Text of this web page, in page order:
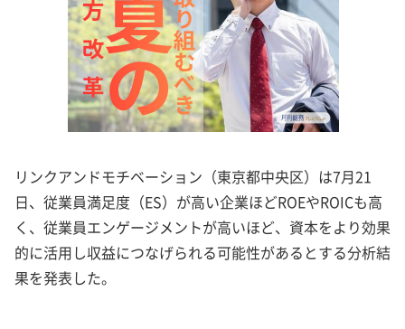
リンクアンドモチベーション（東京都中央区）は7月21
日、従業員満足度（ES）が高い企業ほどROEやROICも高
く、従業員エンゲージメントが高いほど、資本をより効果
的に活用し収益につなげられる可能性があるとする分析結
果を発表した。